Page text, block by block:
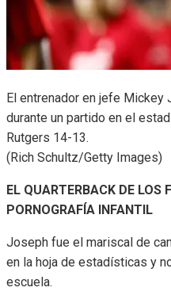
El entrenador en jefe
durante un partido en el
Rutgers 14-13.
(Rich Schultz/Getty Images)
EL QUARTERBACK DE LOS
PORNOGRAFÍA INFANTIL
Joseph fue el mariscal de
en la hoja de estadísticas y
escuela.